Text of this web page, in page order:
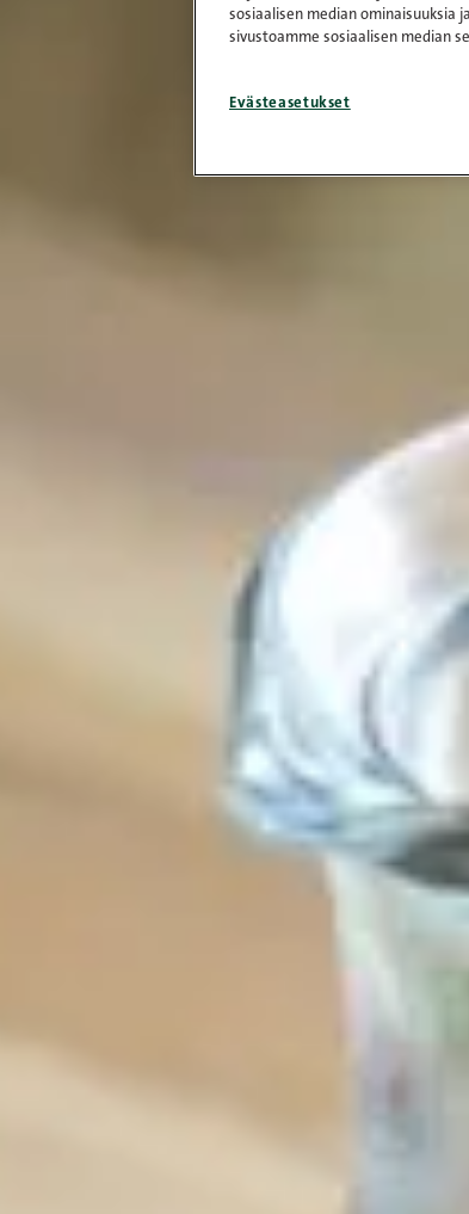
sosiaalisen median ominaisuuksia
sivustoamme sosiaalisen median
Evästeasetukset